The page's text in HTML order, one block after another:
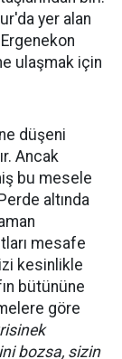
yer alan
ulaşmak için
düşeni
Ancak
bu mesele
altında
mesafe
kesinlikle
bütününe
göre
bozsa, sizin